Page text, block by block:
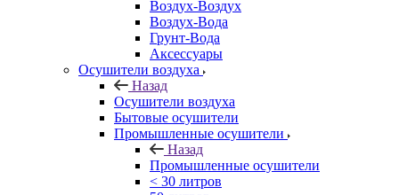
Воздух-Воздух
Воздух-Вода
Грунт-Вода
Аксессуары
Осушители воздуха
Назад
Осушители воздуха
Бытовые осушители
Промышленные осушители
Назад
Промышленные осушители
< 30 литров